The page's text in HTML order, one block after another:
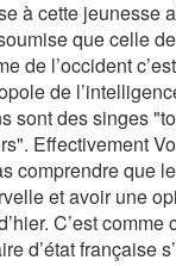
à cette jeunesse
que celle
de l’occident
de
sont des singes
Effectivement
comprendre que
et avoir une
C’est comme
d’état française